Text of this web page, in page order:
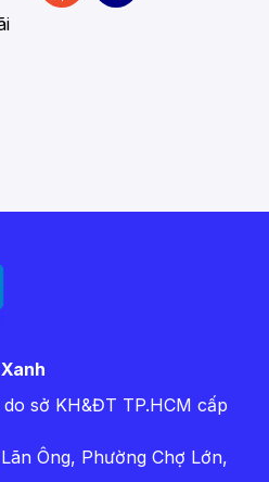
do sở KH&ĐT TP.HCM cấp
Ông, Phường Chợ Lớn,